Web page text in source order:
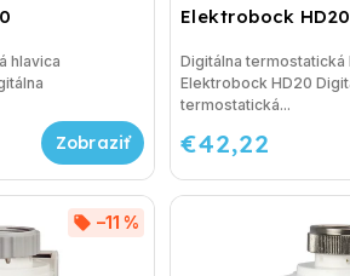
hlavica
Elektrobock HD20
€42,22
Digitálna termostatická
Elektrobock HD20
termostatická...
–11 %